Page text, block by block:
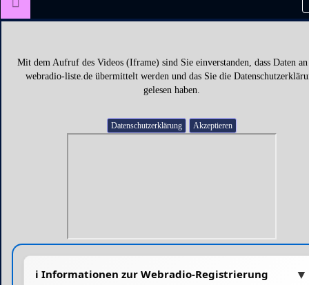
Mit dem Aufruf des Videos (Iframe) sind Sie einverstanden, dass Daten
webradio-liste.de übermittelt werden und das Sie die
gelesen haben.
Datenschutzerklärung